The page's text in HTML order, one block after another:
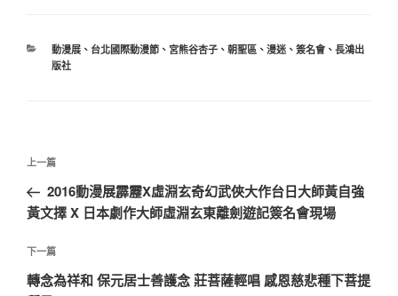
動漫展、 台北國際動漫節、 宮熊谷杏子、 朝聖區、 漫迷、 簽名會、 長鴻出
版社
上一篇
2016動漫展霹靂X虛淵玄奇幻武俠大作台日大師黃自強
黃文擇 X 日本劇作大師虛淵玄東離劍遊記簽名會現場
下一篇
轉念為祥和 保元居士善護念 莊菩薩輕唱 感恩慈悲種下菩提